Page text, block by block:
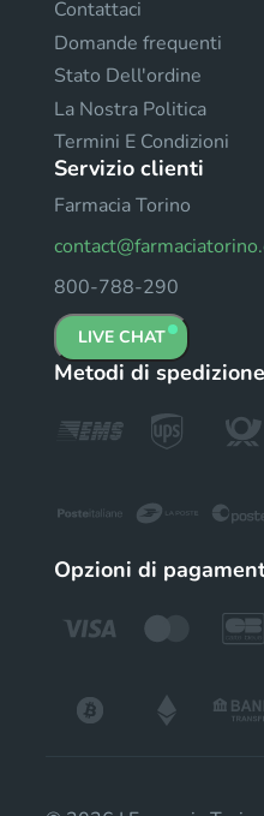
Contattaci
Domande frequenti
Stato Dell'ordine
La Nostra Politica
Termini E Condizioni
Servizio clienti
Farmacia Torino
800-788-290
LIVE CHAT
Metodi di spedizione
Opzioni di